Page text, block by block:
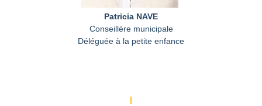
Patricia NAVE
Conseillère municipale
Déléguée à la petite enfance
|